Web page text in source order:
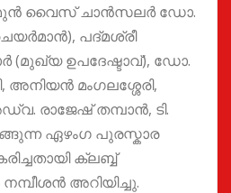
മുൻ വൈസ് ചാൻസലർ ഡോ.
പദ്മശ്രീ
(മുഖ്യ ഉപദേഷ്ടാവ്), ഡോ.
അനിയൻ മംഗലശ്ശേരി,
രാജേഷ് തമ്പാൻ, ടി.
ഏഴംഗ പുരസ്കാര
ക്ലബ്ബ്
അറിയിച്ചു.